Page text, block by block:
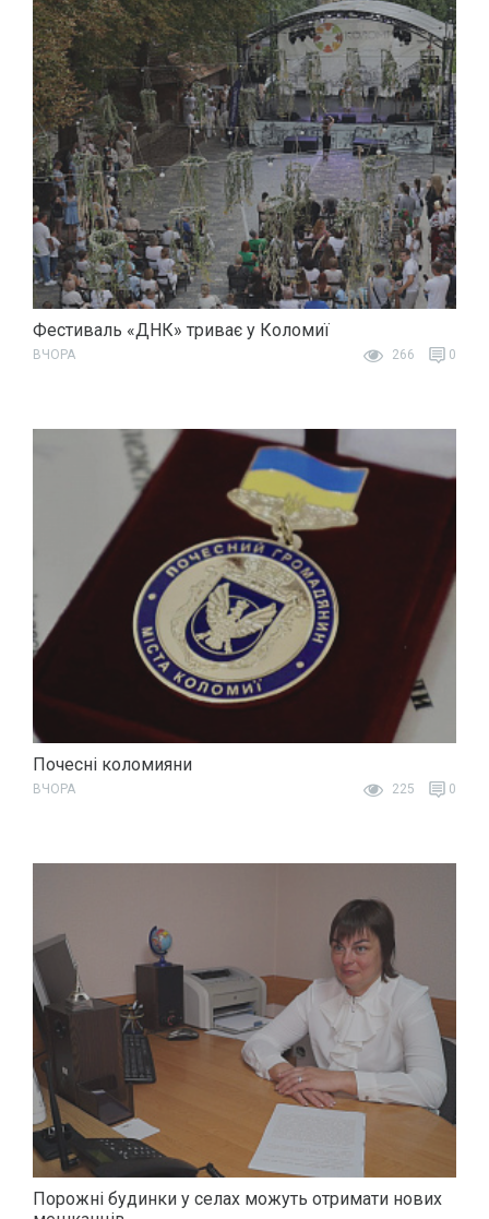
Фестиваль «ДНК» триває у Коломиї
ВЧОРА 266 0
Почесні коломияни
ВЧОРА 225 0
Порожні будинки у селах можуть отримати нових